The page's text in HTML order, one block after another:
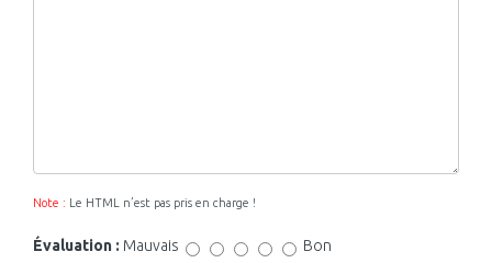
Note : Le HTML n’est pas pris en charge !
Évaluation : Mauvais Bon